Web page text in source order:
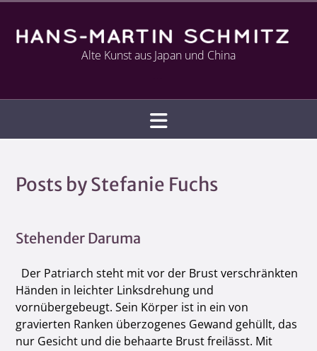
Alte Kunst aus Japan und China
Posts by Stefanie Fuchs
Stehender Daruma
Der Patriarch steht mit vor der Brust verschränkten
Händen in leichter Linksdrehung und
vornübergebeugt. Sein Körper ist in ein von
gravierten Ranken überzogenes Gewand gehüllt, das
nur Gesicht und die behaarte Brust freilässt. Mit